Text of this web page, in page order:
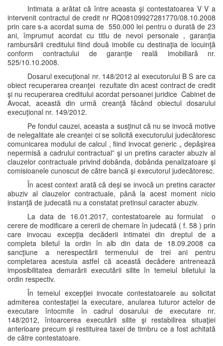
Intimata a arătat că între aceasta şi contestatoarea V V a
intervenit contractul de credit nr RQ08109927281770/08.10.2008
prin care s-a acordat suma de 550.000 lei pentru o durată de 23
ani, împrumut acordat cu titlu de nevoi personale , garanţia
rambursării creditului fiind două imobile cu destinaţia de locuinţă
conform contractului de garanţie reală imobiliară nr.
525/10.10.2008.
Dosarul execuţional nr. 148/2012 al executorului B S are ca
obiect recuperarea creanţei rezultate din acest contract de credit
şi nu recuperarea creditului acordat persoanei juridice Cabinet de
Avocat, această din urmă creanţă făcând obiectul dosarului
execuţional nr. 149/2012.
Pe fondul cauzei, aceasta a susţinut că nu se invocă motive
de nelegalitate ale creanţei ci se solicită executorului judecătoresc
comunicarea modului de calcul , fiind invocat generic „ depăşirea
nepermisă a cadrului contractual” şi un pretins caracter abuziv al
clauzelor contractuale privind dobânda, dobânda penalizatoare şi
comisioanele cunoscut de către bancă şi executorul judecătoresc.
În acest context arată că deşi se invocă un pretins caracter
abuziv al clauzelor contractuale, până la acest moment nicio
instanţă de judecată nu a constatat pretinsul caracter abuziv.
La data de 16.01.2017, contestatoarele au formulat o
cerere de modificare a cererii de chemare în judecată ( f. 58 ) prin
care invocau excepţia decăderii intimatei din dreptul de a
completa biletul la ordin în alb din data de 18.09.2008 ca
sancţiune a nerespectării termenului de trei ani pentru
completarea acestuia astfel că această decădere antrenează
imposibilitatea demarării executării silite în temeiul biletului la
ordin respectiv.
În temeiul excepţiei invocate contestatoarele au solicitat
admiterea contestaţiei la executare, anularea tuturor actelor de
executare întocmite în cadrul dosarului de executare nr.
148/2012, întoarcerea executării silite şi restabilirea situaţiei
anterioare precum şi restituirea taxei de timbru ce a fost achitată
de către contestatoare.